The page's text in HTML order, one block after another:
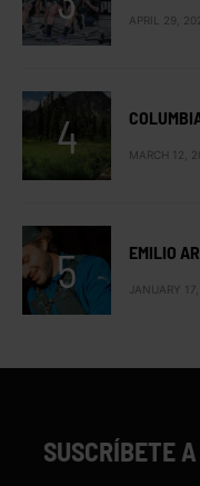
APRIL 29,
MARCH 12,
EMILIO
JANUARY
SUSCRÍBETE